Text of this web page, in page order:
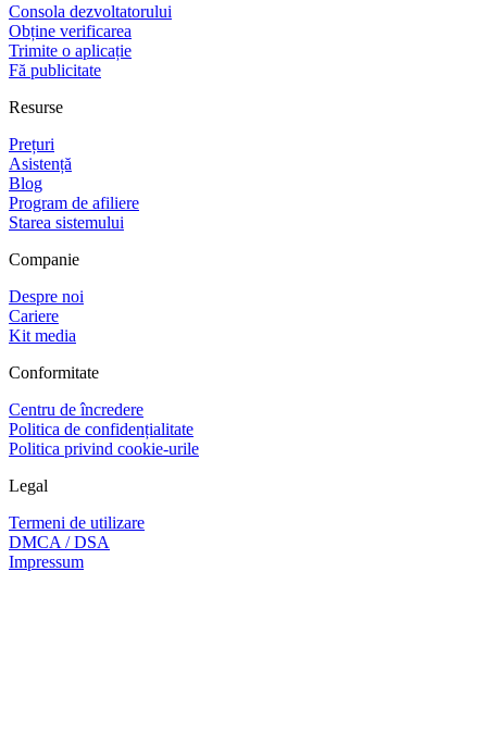
Consola dezvoltatorului
Obține verificarea
Trimite o aplicație
Fă publicitate
Resurse
Prețuri
Asistență
Blog
Program de afiliere
Starea sistemului
Companie
Despre noi
Cariere
Kit media
Conformitate
Centru de încredere
Politica de confidențialitate
Politica privind cookie-urile
Legal
Termeni de utilizare
DMCA / DSA
Impressum